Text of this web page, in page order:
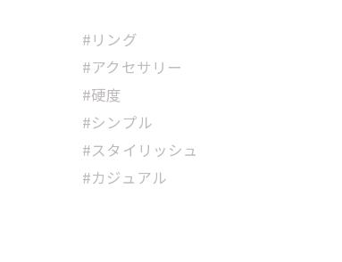
#リング
#アクセサリー
#硬度
#シンプル
#スタイリッシュ
#カジュアル